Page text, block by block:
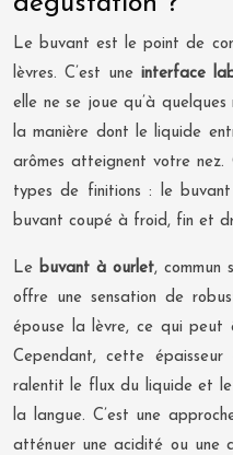
Le buvant est le point de
lèvres. C’est une interface
elle ne se joue qu’à
la manière dont le liquide
arômes atteignent votre nez.
types de finitions : le
buvant coupé à froid, fin et
Le buvant à ourlet, commun
offre une sensation de
épouse la lèvre, ce qui peut
Cependant, cette
ralentit le flux du liquide et
la langue. C’est une
atténuer une acidité ou une